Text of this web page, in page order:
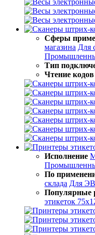
Сферы
магазина Для
Тип
Чтение кодов
Исполнение
По
склада Для
Популярные
этикеток